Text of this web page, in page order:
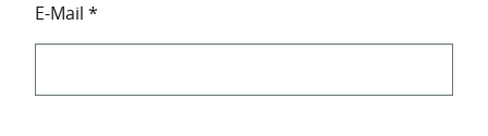
Contact
data
E-Mail *